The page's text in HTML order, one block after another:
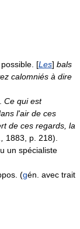
[Les] bals
calomniés à dire
Ce qui est
l'air de ces
de ces regards, la
1883, p. 218).
un spécialiste
(gén. avec trait